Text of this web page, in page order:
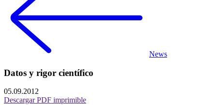
News
Datos y rigor científico
05.09.2012
Descargar PDF imprimible